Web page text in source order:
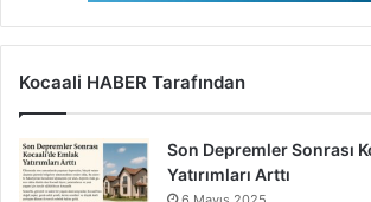
Kocaali HABER Tarafından
Son Depremler Sonrası
Yatırımları Arttı